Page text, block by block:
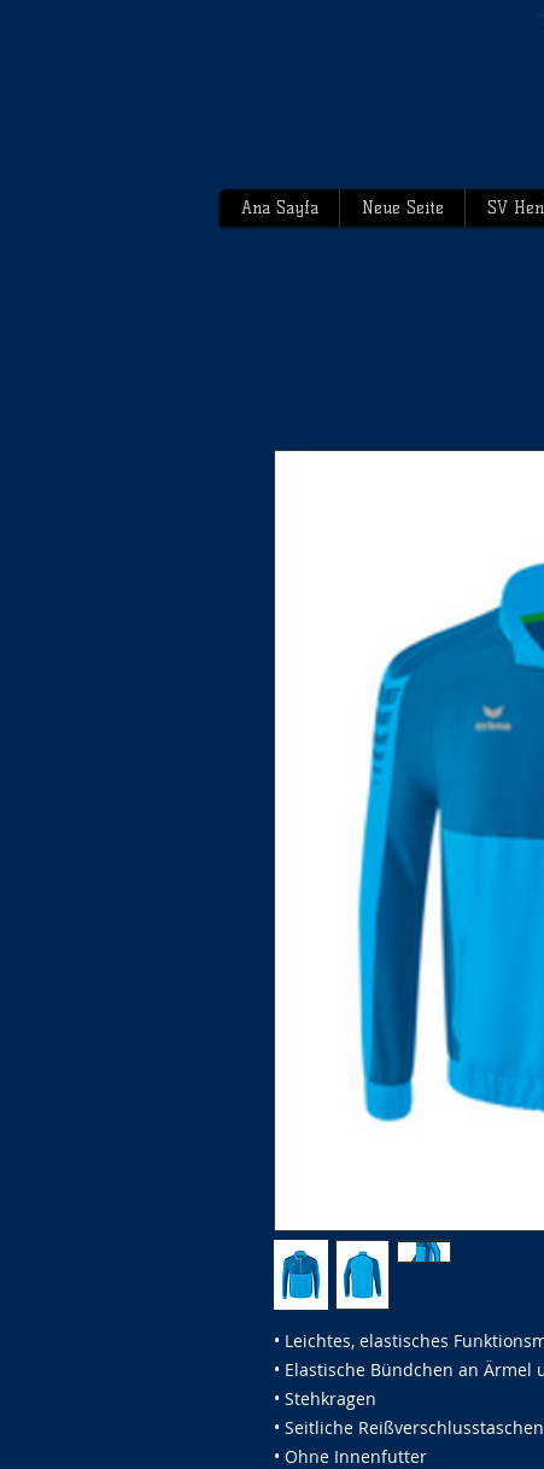
Ana Sayfa Neue Seite SV
• Leichtes, elastisches
• Elastische Bündchen an Ärmel
• Stehkragen
• Seitliche Reißverschlusstaschen
• Ohne Innenfutter